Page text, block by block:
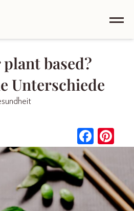
based?
Unterschiede